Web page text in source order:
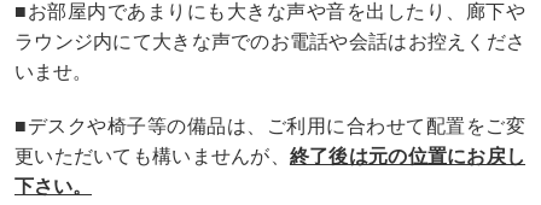
■お部屋内であまりにも大きな声や音を出したり、廊下や
ラウンジ内にて大きな声でのお電話や会話はお控えくださ
いませ。
■デスクや椅子等の備品は、ご利用に合わせて配置をご変
更いただいても構いませんが、 終了後は元の位置にお戻し
下さい。